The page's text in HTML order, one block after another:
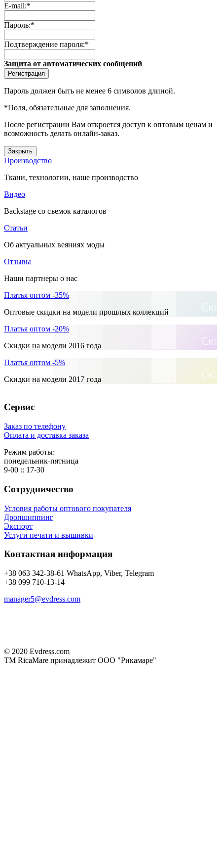
E-mail:*
Пароль:*
Подтверждение пароля:*
Защита от автоматических сообщений
Пароль должен быть не менее 6 символов длиной.
*Поля, обязательные для заполнения.
После регистрации Вам откроется доступ к оптовым ценам и
возможность делать онлайн-заказ.
Закрыть
Производство
Ткани, технологии, наше производство
Видео
Backstage со съемок каталогов
Статьи
Об актуальных веяниях моды
Отзывы
Наши партнеры о нас
Платья оптом -35%
Оптовые скидки на модели прошлых коллекций
Платья оптом -20%
Скидки на модели 2016 года
Платья оптом -5%
Скидки на модели 2017 года
Сервис
Заказ по телефону
Оплата и доставка заказа
Режим работы:
понедельник-пятница
9-00 :: 17-30
Сотрудничество
Условия работы оптового покупателя
Дропшиппинг
Экспорт
Услуги печати и вышивки
Контактная информация
+38 063 342-38-61 WhatsApp, Viber, Telegram
+38 099 710-13-14
manager5@evdress.com
© 2020 Evdress.com
ТМ RicaMare принадлежит ООО "Рикамаре"